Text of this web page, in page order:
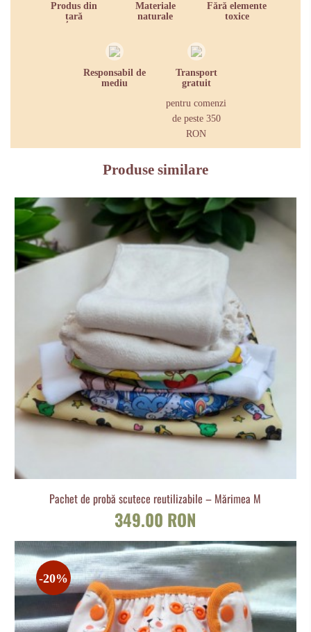
Produs din
țară
Materiale
naturale
Fără elemente
toxice
Responsabil de
mediu
Transport
gratuit
pentru comenzi
de peste 350
RON
Produse similare
Pachet de probă scutece reutilizabile – Mărimea M
349.00 RON
-20%